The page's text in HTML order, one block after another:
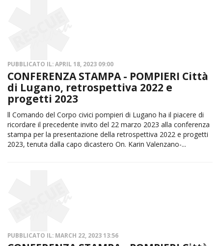
PUBBLICATO IL: APRIL 18, 2023 09:00
CONFERENZA STAMPA - POMPIERI Città
di Lugano, retrospettiva 2022 e
progetti 2023
ll Comando del Corpo civici pompieri di Lugano ha il piacere di
ricordare il precedente invito del 22 marzo 2023 alla conferenza
stampa per la presentazione della retrospettiva 2022 e progetti
2023, tenuta dalla capo dicastero On. Karin Valenzano-...
PUBBLICATO IL: MARCH 22, 2023 13:56